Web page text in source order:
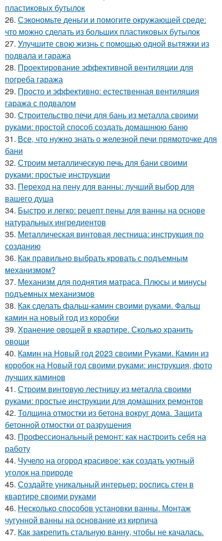
пластиковых бутылок
26. Сэкономьте деньги и помогите окружающей среде:
что можно сделать из больших пластиковых бутылок
27. Улучшите свою жизнь с помощью одной вытяжки из
подвала и гаража
28. Проектирование эффективной вентиляции для
погреба гаража
29. Просто и эффективно: естественная вентиляция
гаража с подвалом
30. Строительство печи для бань из металла своими
руками: простой способ создать домашнюю баню
31. Все, что нужно знать о железной печи прямоточке для
бани
32. Строим металлическую печь для бани своими
руками: простые инструкции
33. Переход на пену для ванны: лучший выбор для
вашего душа
34. Быстро и легко: рецепт пены для ванны на основе
натуральных ингредиентов
35. Металлическая винтовая лестница: инструкция по
созданию
36. Как правильно выбрать кровать с подъемным
механизмом?
37. Механизм для поднятия матраса. Плюсы и минусы
подъемных механизмов
38. Как сделать фальш-камин своими руками. Фальш
камин на новый год из коробки
39. Хранение овощей в квартире. Сколько хранить
овощи
40. Камин на Новый год 2023 своими Руками. Камин из
коробок на Новый год своими руками: инструкция, фото
лучших каминов
41. Строим винтовую лестницу из металла своими
руками: простые инструкции для домашних ремонтов
42. Толщина отмостки из бетона вокруг дома. Защита
бетонной отмостки от разрушения
43. Профессиональный ремонт: как настроить себя на
работу
44. Чучело на огород красивое: как создать уютный
уголок на природе
45. Создайте уникальный интерьер: роспись стен в
квартире своими руками
46. Несколько способов установки ванны. Монтаж
чугунной ванны на основание из кирпича
47. Как закрепить стальную ванну, чтобы не качалась.